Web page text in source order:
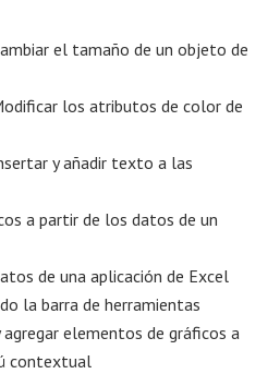
el tamaño de un objeto de
los atributos de color de
y añadir texto a las
a partir de los datos de un
de una aplicación de Excel
la barra de herramientas
elementos de gráficos a
contextual